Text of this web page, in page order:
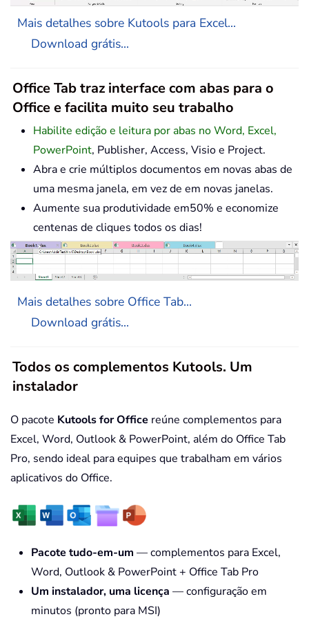
Mais detalhes sobre Kutools para Excel...
Download grátis...
Office Tab traz interface com abas para o
Office e facilita muito seu trabalho
Habilite edição e leitura por abas no Word, Excel,
PowerPoint, Publisher, Access, Visio e Project.
Abra e crie múltiplos documentos em novas abas de
uma mesma janela, em vez de em novas janelas.
Aumente sua produtividade em50% e economize
centenas de cliques todos os dias!
Mais detalhes sobre Office Tab...
Download grátis...
Todos os complementos Kutools. Um
instalador
O pacote Kutools for Office reúne complementos para
Excel, Word, Outlook & PowerPoint, além do Office Tab
Pro, sendo ideal para equipes que trabalham em vários
aplicativos do Office.
Pacote tudo-em-um — complementos para Excel,
Word, Outlook & PowerPoint + Office Tab Pro
Um instalador, uma licença — configuração em
minutos (pronto para MSI)